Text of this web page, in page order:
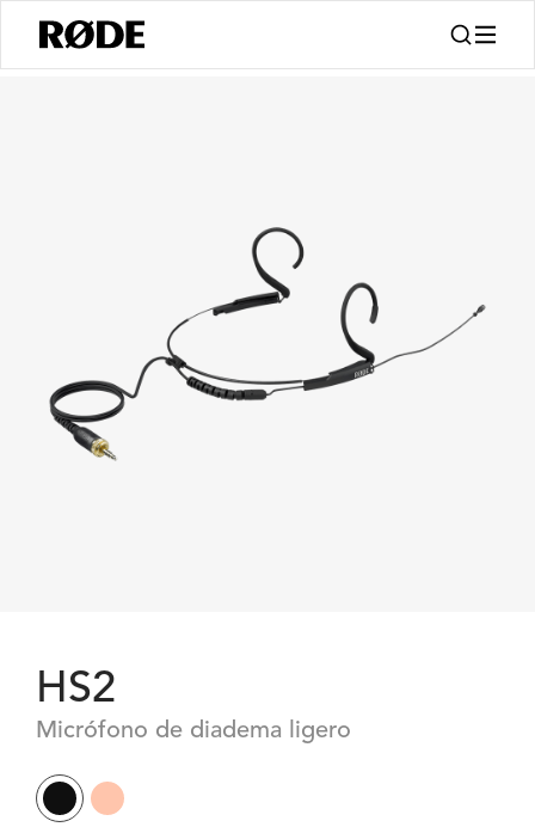
HS2
Micrófono de diadema ligero